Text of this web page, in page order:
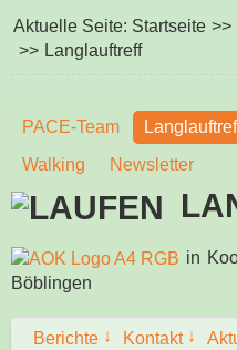
Aktuelle Seite: Startseite >>
>> Langlauftreff
PACE-Team
Walking
Newsletter
in
Böblingen
Berichte ↓ Kontakt↓